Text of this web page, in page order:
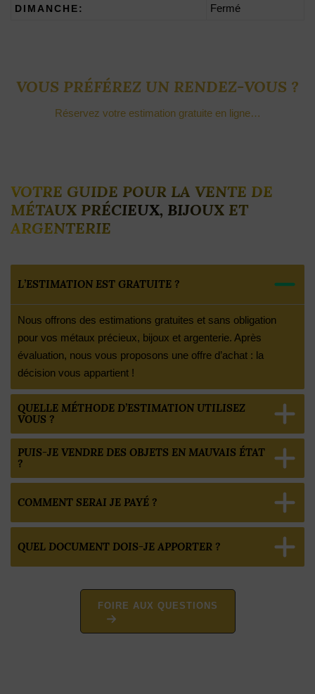
DIMANCHE: Fermé
VOUS PRÉFÉREZ UN RENDEZ-VOUS ?
Réservez votre estimation gratuite en ligne…
VOTRE GUIDE POUR LA VENTE DE
MÉTAUX PRÉCIEUX, BIJOUX ET
ARGENTERIE
L’ESTIMATION EST GRATUITE ?
Nous offrons des estimations gratuites et sans obligation
pour vos métaux précieux, bijoux et argenterie. Après
évaluation, nous vous proposons une offre d’achat : la
décision vous appartient !
QUELLE MÉTHODE D’ESTIMATION UTILISEZ
VOUS ?
PUIS-JE VENDRE DES OBJETS EN MAUVAIS ÉTAT
?
COMMENT SERAI JE PAYÉ ?
QUEL DOCUMENT DOIS-JE APPORTER ?
FOIRE AUX QUESTIONS